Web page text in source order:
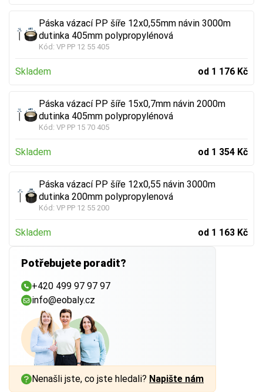
Páska vázací PP šíře 12x0,55mm návin 3000m
dutinka 405mm polypropylénová
Kód: VP PP 12 55 405
Skladem od 1 176 Kč
Páska vázací PP šíře 15x0,7mm návin 2000m
dutinka 405mm polypropylénová
Kód: VP PP 15 70 405
Skladem od 1 354 Kč
Páska vázací PP šíře 12x0,55 návin 3000m
dutinka 200mm polypropylenová
Kód: VP PP 12 55 200
Skladem od 1 163 Kč
Potřebujete poradit?
+420 499 97 97 97
info@eobaly.cz
Nenašli jste, co jste hledali? Napište nám